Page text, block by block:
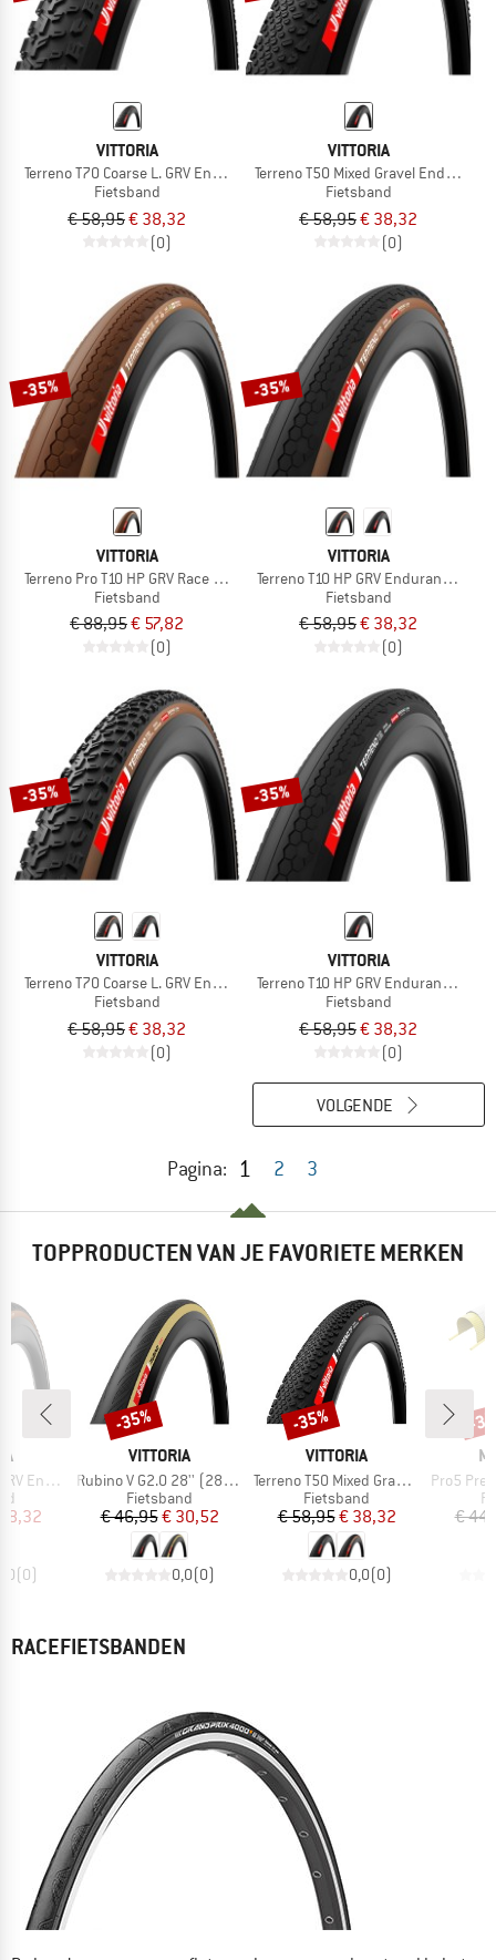
VITTORIA
Terreno T70 Coarse L. GRV End. 28''(45-622) Fdb.
Fietsband
€ 58,95€ 38,32
(0)
VITTORIA
Terreno T50 Mixed Gravel End.
Fietsband
€ 58,95€ 38,32
(0)
-35%
VITTORIA
Terreno Pro T10 HP GRV Race 28'' (45-622) Fold.
Fietsband
€ 88,95€ 57,82
(0)
-35%
VITTORIA
Terreno T10 HP GRV Endurance
Fietsband
€ 58,95€ 38,32
(0)
-35%
VITTORIA
Terreno T70 Coarse L. GRV End. 28''(40-622) Fdb.
Fietsband
€ 58,95€ 38,32
(0)
-35%
VITTORIA
Terreno T10 HP GRV Endurance
Fietsband
€ 58,95€ 38,32
(0)
Pagina: 1 2 3
VOLGENDE
TOPPRODUCTEN VAN JE FAVORIETE MERKEN
(40-622) Fold.
prijs
(0)
MERK
VITTORIA
Artikel
Rubino V G2.0 28'' (28-622) Foldable
Productgroep
Fietsband
Prijs
€ 46,95Verlaagde prijs
€ 30,52
0,0(0)
Korting
-35%
MERK
VITTORIA
Artikel
Terreno T50 Mixed Gravel End. 28''(45-622) Fold.
Productgroep
Fietsband
Prijs
€ 58,95Verlaagde prijs
€ 38,32
0,0(0)
Korting
-35%
Artikel
Pro5 Premium
€
-
RACEFIETSBANDEN